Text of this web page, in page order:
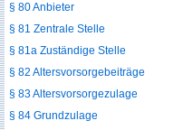
§ 80 Anbieter
§ 81 Zentrale Stelle
§ 81a Zuständige Stelle
§ 82 Altersvorsorgebeiträge
§ 83 Altersvorsorgezulage
§ 84 Grundzulage